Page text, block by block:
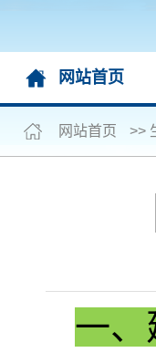
网站首页
网站首页 >>
一、